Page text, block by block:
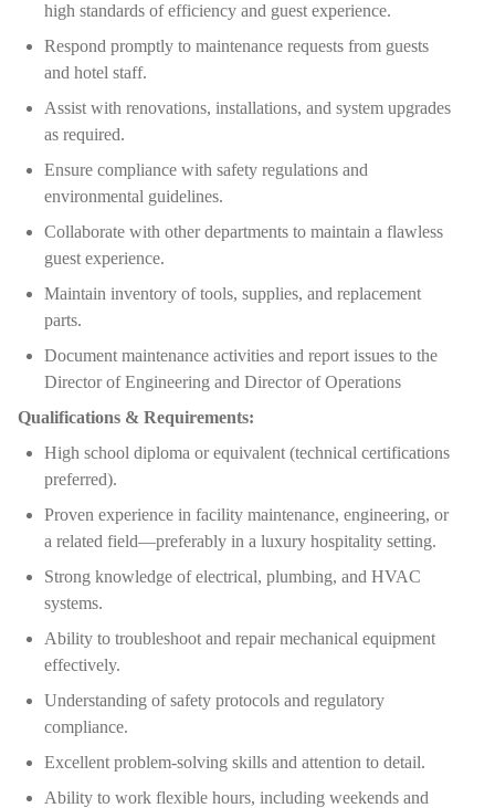
high standards of efficiency and guest experience.
Respond promptly to maintenance requests from guests
and hotel staff.
Assist with renovations, installations, and system upgrades
as required.
Ensure compliance with safety regulations and
environmental guidelines.
Collaborate with other departments to maintain a flawless
guest experience.
Maintain inventory of tools, supplies, and replacement
parts.
Document maintenance activities and report issues to the
Director of Engineering and Director of Operations
Qualifications & Requirements:
High school diploma or equivalent (technical certifications
preferred).
Proven experience in facility maintenance, engineering, or
a related field—preferably in a luxury hospitality setting.
Strong knowledge of electrical, plumbing, and HVAC
systems.
Ability to troubleshoot and repair mechanical equipment
effectively.
Understanding of safety protocols and regulatory
compliance.
Excellent problem-solving skills and attention to detail.
Ability to work flexible hours, including weekends and